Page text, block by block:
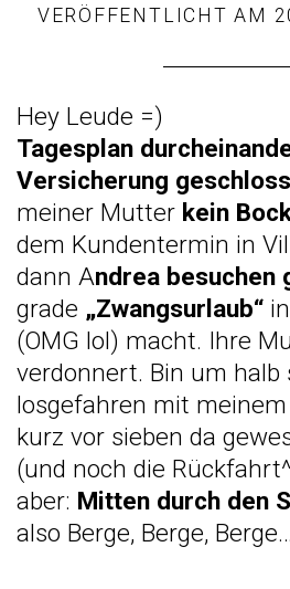
VERÖFFENTLICHT AM
Hey Leude =)
Tagesplan
Versicherung
meiner Mutter kein
dem Kundentermin in
dann Andrea besuchen
grade „Zwangsurlaub“
(OMG lol) macht. Ihre
verdonnert. Bin um halb
losgefahren mit
kurz vor sieben da
(und noch die
aber: Mitten durch den
also Berge, Berge, Berge…